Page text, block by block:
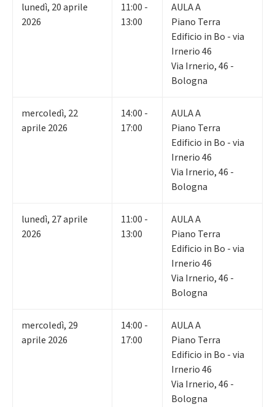
lunedì, 20aprile
2026
11:00 -
13:00
AULA A
Piano Terra
Edificio in Bo - via
Irnerio 46
Via Irnerio, 46 -
Bologna
mercoledì, 22
aprile 2026
14:00 -
17:00
AULA A
Piano Terra
Edificio in Bo - via
Irnerio 46
Via Irnerio, 46 -
Bologna
lunedì, 27aprile
2026
11:00 -
13:00
AULA A
Piano Terra
Edificio in Bo - via
Irnerio 46
Via Irnerio, 46 -
Bologna
mercoledì, 29
aprile 2026
14:00 -
17:00
AULA A
Piano Terra
Edificio in Bo - via
Irnerio 46
Via Irnerio, 46 -
Bologna